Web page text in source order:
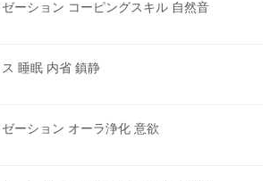
ーション コーピングスキル 自然音
ス 睡眠 内省 鎮静
ーション オーラ浄化 意欲